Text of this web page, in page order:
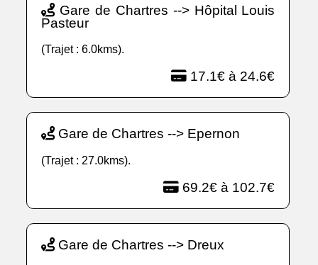
Gare de Chartres --> Hôpital Louis
Pasteur
(Trajet : 6.0kms).
17.1€ à 24.6€
Gare de Chartres --> Epernon
(Trajet : 27.0kms).
69.2€ à 102.7€
Gare de Chartres --> Dreux